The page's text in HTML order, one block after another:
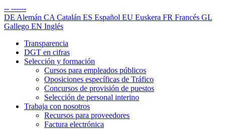
-- ------
DE Alemán CA Catalán ES Español EU Euskera FR Francés GL
Gallego EN Inglés
Transparencia
DGT en cifras
Selección y formación
Cursos para empleados públicos
Oposiciones específicas de Tráfico
Concursos de provisión de puestos
Selección de personal interino
Trabaja con nosotros
Recursos para proveedores
Factura electrónica